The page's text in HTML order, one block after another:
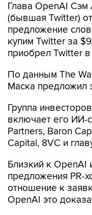
Глава OpenAI Сэм
(бывшая Twitter)
предложение
купим Twitter за
приобрел Twitter
По данным The
Маска предложил
Группа
включает его ИИ-
Partners, Baron
Capital, 8VC и
Близкий к OpenAI
предложения PR-
отношение к
OpenAI это